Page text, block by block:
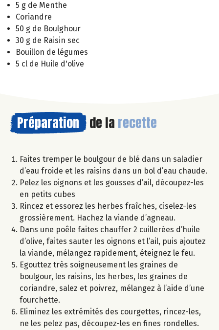
5 g de Menthe
Coriandre
50 g de Boulghour
30 g de Raisin sec
Bouillon de légumes
5 cl de Huile d'olive
Préparation de la recette
Faites tremper le boulgour de blé dans un saladier
d’eau froide et les raisins dans un bol d’eau chaude.
Pelez les oignons et les gousses d’ail, découpez-les
en petits cubes
Rincez et essorez les herbes fraîches, ciselez-les
grossièrement. Hachez la viande d’agneau.
Dans une poêle faites chauffer 2 cuillerées d’huile
d’olive, faites sauter les oignons et l’ail, puis ajoutez
la viande, mélangez rapidement, éteignez le feu.
Egouttez très soigneusement les graines de
boulgour, les raisins, les herbes, les graines de
coriandre, salez et poivrez, mélangez à l’aide d’une
fourchette.
Eliminez les extrémités des courgettes, rincez-les,
ne les pelez pas, découpez-les en fines rondelles.